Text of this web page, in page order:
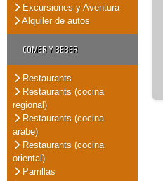
Excursiones y Aventura
Alquiler de autos
COMER Y BEBER
Restaurants
Restaurants (cocina
regional)
Restaurants (cocina
arabe)
Restaurants (cocina
oriental)
Parrillas